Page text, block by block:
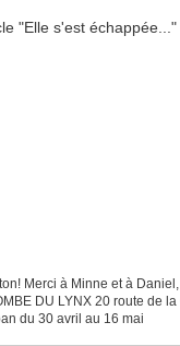
Merci à Minne et à
DU LYNX 20 route de
du 30 avril au 16 mai